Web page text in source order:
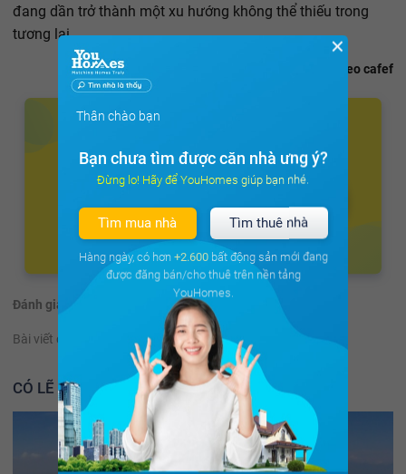
đang dần trở thành một xu hướng không thể thiếu trong
tương lai.
Theo cafef
Đánh giá: (42 đánh giá)
Bài viết có hữu ích không? Có Không
CÓ LẼ BẠN NÊN ĐỌC THÊM
✕
Thân chào bạn
Bạn chưa tìm được căn nhà ưng ý?
Đừng lo! Hãy để YouHomes giúp bạn nhé.
Tìm mua nhà Tìm thuê nhà
Hàng ngày, có hơn +2.600bất động sản mới đang
được đăng bán/cho thuê trên nền tảng
YouHomes.